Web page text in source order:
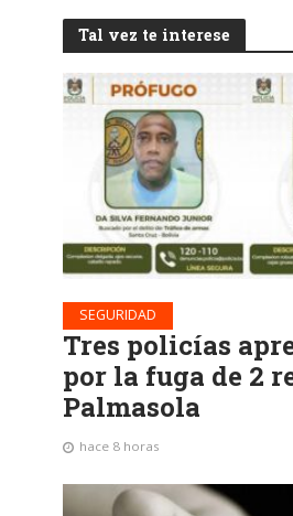
Tal vez te interese
SEGURIDAD
Tres policías
por la fuga de 2
Palmasola
hace 8 horas